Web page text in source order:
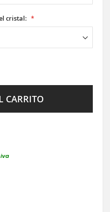
cristal:
CARRITO